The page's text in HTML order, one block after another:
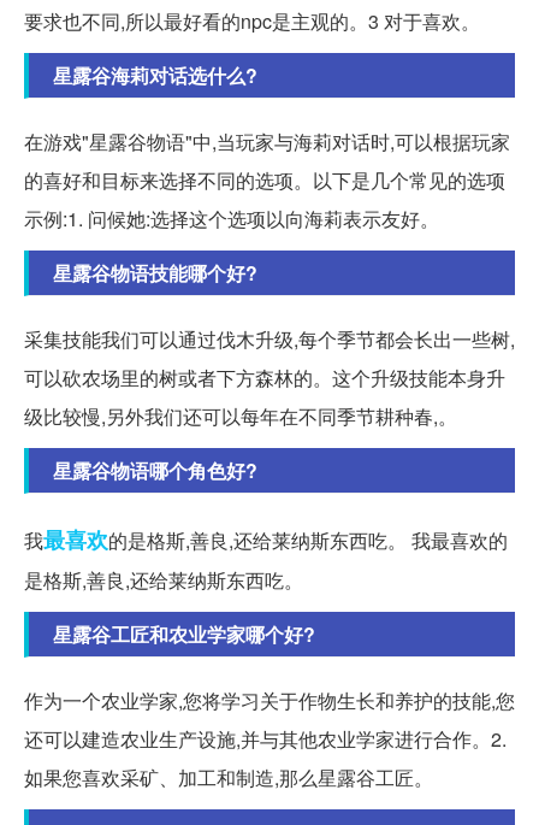
要求也不同,所以最好看的npc是主观的。3 对于喜欢。
星露谷海莉对话选什么?
在游戏"星露谷物语"中,当玩家与海莉对话时,可以根据玩家
的喜好和目标来选择不同的选项。以下是几个常见的选项
示例:1. 问候她:选择这个选项以向海莉表示友好。
星露谷物语技能哪个好?
采集技能我们可以通过伐木升级,每个季节都会长出一些树,
可以砍农场里的树或者下方森林的。这个升级技能本身升
级比较慢,另外我们还可以每年在不同季节耕种春,。
星露谷物语哪个角色好?
我最喜欢的是格斯,善良,还给莱纳斯东西吃。 我最喜欢的
是格斯,善良,还给莱纳斯东西吃。
星露谷工匠和农业学家哪个好?
作为一个农业学家,您将学习关于作物生长和养护的技能,您
还可以建造农业生产设施,并与其他农业学家进行合作。2.
如果您喜欢采矿、加工和制造,那么星露谷工匠。